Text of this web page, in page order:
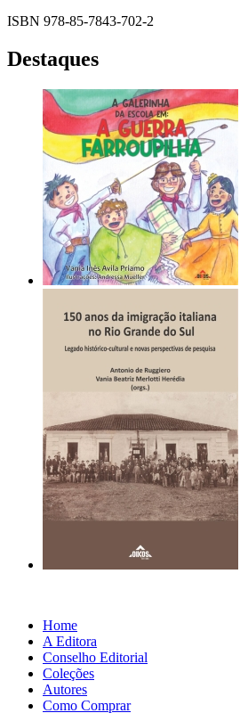
ISBN 978-85-7843-702-2
Destaques
Home
A Editora
Conselho Editorial
Coleções
Autores
Como Comprar